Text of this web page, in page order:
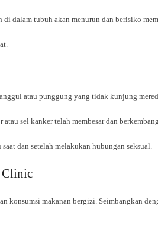
di dalam tubuh akan menurun dan berisiko
atau punggung yang tidak kunjung
sel kanker telah membesar dan
dan setelah melakukan hubungan seksual.
Clinic
konsumsi makanan bergizi. Seimbangkan